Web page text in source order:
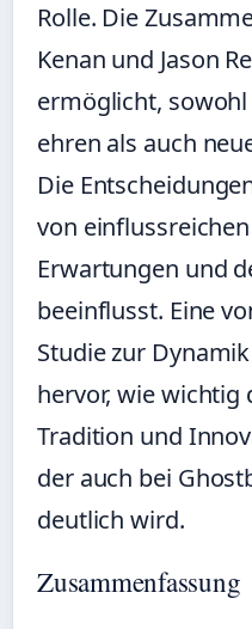
Rolle. Die
Kenan und Jason
ermöglicht,
ehren als auch
Die
von
Erwartungen und
beeinflusst. Eine
Studie zur
hervor, wie wichtig
Tradition und
der auch bei
deutlich wird.
Zusammenfassung